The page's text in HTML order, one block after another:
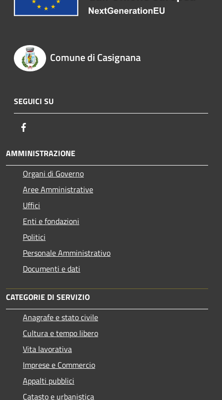
Comune di Casignana
SEGUICI SU
AMMINISTRAZIONE
Organi di Governo
Aree Amministrative
Uffici
Enti e fondazioni
Politici
Personale Amministrativo
Documenti e dati
CATEGORIE DI SERVIZIO
Anagrafe e stato civile
Cultura e tempo libero
Vita lavorativa
Imprese e Commercio
Appalti pubblici
Catasto e urbanistica